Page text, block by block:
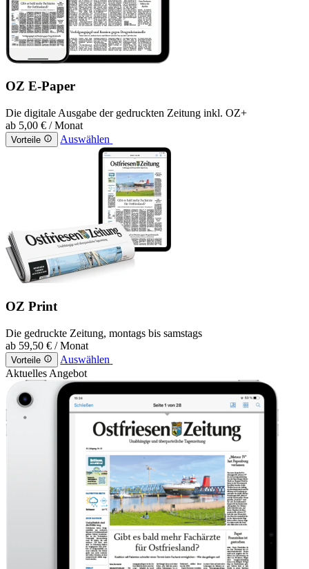
OZ E-Paper
Die digitale Ausgabe der gedruckten Zeitung inkl. OZ+
ab 5,00 € / Monat
Vorteile Auswählen
OZ Print
Die gedruckte Zeitung, montags bis samstags
ab 59,50 € / Monat
Vorteile
Auswählen
Aktuelles Angebot